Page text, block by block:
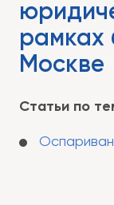
рамках
Москве
Статьи по